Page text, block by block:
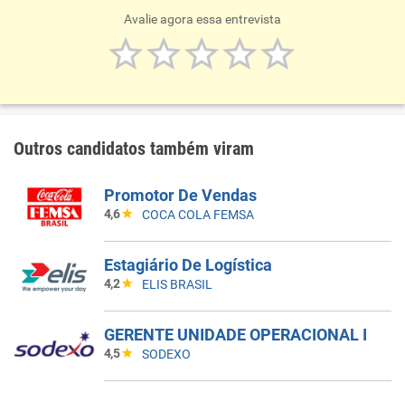
Avalie agora essa entrevista
Outros candidatos também viram
Promotor De Vendas
4,6 COCA COLA FEMSA
Estagiário De Logística
4,2 ELIS BRASIL
GERENTE UNIDADE OPERACIONAL I
4,5 SODEXO